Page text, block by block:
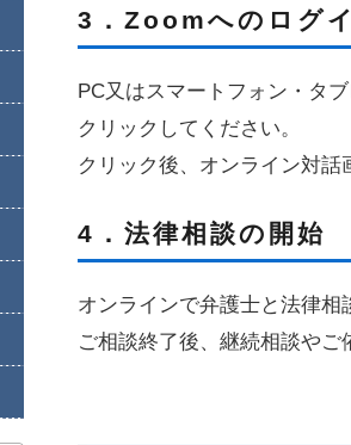
3．Zoomへのログ
PC又はスマートフォン・タ
クリックしてください。
クリック後、オンライン対話
4．法律相談の開始
オンラインで弁護士と法律相
ご相談終了後、継続相談やご